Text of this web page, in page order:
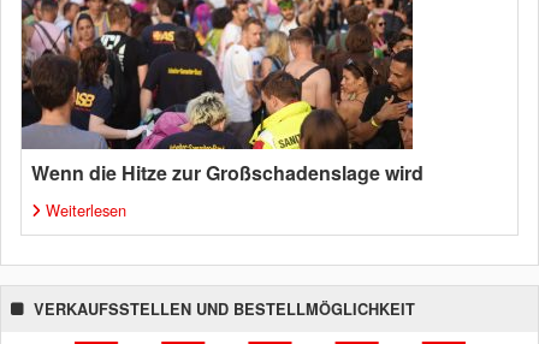
Wenn die Hitze zur Großschadenslage wird
Weiterlesen
VERKAUFSSTELLEN UND BESTELLMÖGLICHKEIT